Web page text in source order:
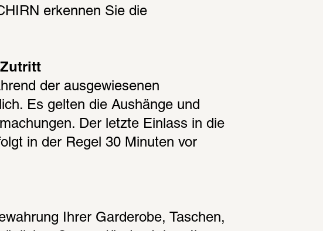
erkennen Sie die
der ausgewiesenen
Es gelten die Aushänge und
Der letzte Einlass in die
in der Regel 30 Minuten vor
Ihrer Garderobe, Taschen,